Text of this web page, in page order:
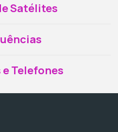
Satélites
e Telefones